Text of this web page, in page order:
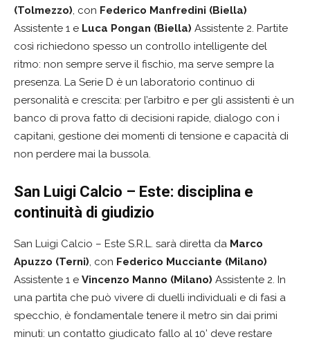
(Tolmezzo), con Federico Manfredini (Biella)
Assistente 1 e Luca Pongan (Biella) Assistente 2. Partite
così richiedono spesso un controllo intelligente del
ritmo: non sempre serve il fischio, ma serve sempre la
presenza. La Serie D è un laboratorio continuo di
personalità e crescita: per l’arbitro e per gli assistenti è un
banco di prova fatto di decisioni rapide, dialogo con i
capitani, gestione dei momenti di tensione e capacità di
non perdere mai la bussola.
San Luigi Calcio – Este: disciplina e
continuità di giudizio
San Luigi Calcio – Este S.R.L. sarà diretta da Marco
Apuzzo (Terni), con Federico Mucciante (Milano)
Assistente 1 e Vincenzo Manno (Milano) Assistente 2. In
una partita che può vivere di duelli individuali e di fasi a
specchio, è fondamentale tenere il metro sin dai primi
minuti: un contatto giudicato fallo al 10’ deve restare